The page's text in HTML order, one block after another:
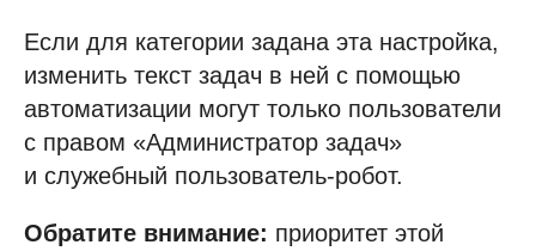
Если для категории задана эта настройка,
изменить текст задач в ней с помощью
автоматизации могут только пользователи
с правом «Администратор задач»
и служебный пользователь-робот.
Обратите внимание: приоритет этой